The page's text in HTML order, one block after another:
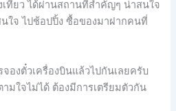
เที่ยว ได้ผ่านสถานที่สำคัญๆ น่าสนใจ
ใจ ไปช้อปปิ้ง ซื้อของมาฝากคนที่
องตั๋วเครื่องบินแล้วไปกันเลยครับ
ามใจไม่ได้ ต้องมีการเตรียมตัวกัน